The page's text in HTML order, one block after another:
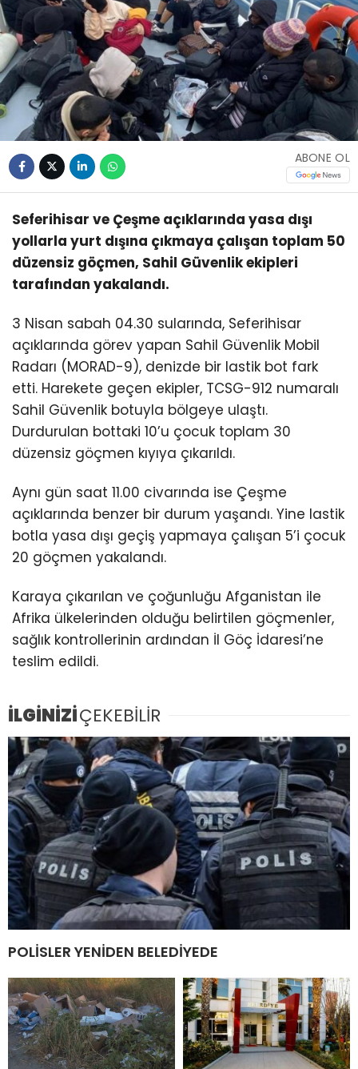
ABONE OL
Seferihisar ve Çeşme açıklarında yasa dışı
yollarla yurt dışına çıkmaya çalışan toplam 50
düzensiz göçmen, Sahil Güvenlik ekipleri
tarafından yakalandı.
3 Nisan sabah 04.30 sularında, Seferihisar
açıklarında görev yapan Sahil Güvenlik Mobil
Radarı (MORAD-9), denizde bir lastik bot fark
etti. Harekete geçen ekipler, TCSG-912 numaralı
Sahil Güvenlik botuyla bölgeye ulaştı.
Durdurulan bottaki 10’u çocuk toplam 30
düzensiz göçmen kıyıya çıkarıldı.
Aynı gün saat 11.00 civarında ise Çeşme
açıklarında benzer bir durum yaşandı. Yine lastik
botla yasa dışı geçiş yapmaya çalışan 5’i çocuk
20 göçmen yakalandı.
Karaya çıkarılan ve çoğunluğu Afganistan ile
Afrika ülkelerinden olduğu belirtilen göçmenler,
sağlık kontrollerinin ardından İl Göç İdaresi’ne
teslim edildi.
İLGİNİZİÇEKEBİLİR
POLİSLER YENİDEN BELEDİYEDE